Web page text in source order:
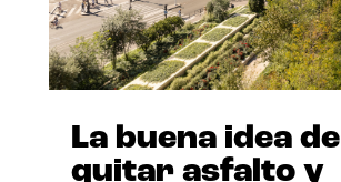
La buena idea de
quitar asfalto y